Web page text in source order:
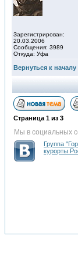
Зарегистрирован:
20.03.2006
Сообщения: 3989
Откуда: Уфа
Вернуться к началу
Страница 1 из 3
Мы в социальных
Группа
курорты